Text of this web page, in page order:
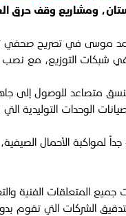
ومشاريع وقف حرق
موسى في تصريح صحفي
في شبكات التوزيع، مع
الوحدات التوليدية
لمواكبة الأحمال
المتعلقات الفنية
الشركات التي تقوم